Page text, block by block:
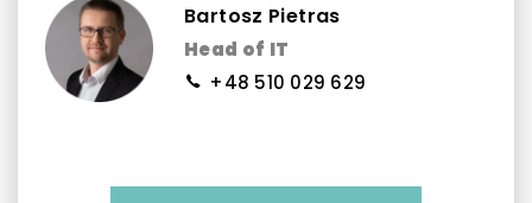
Bartosz Pietras
Head of IT
+48 510 029 629